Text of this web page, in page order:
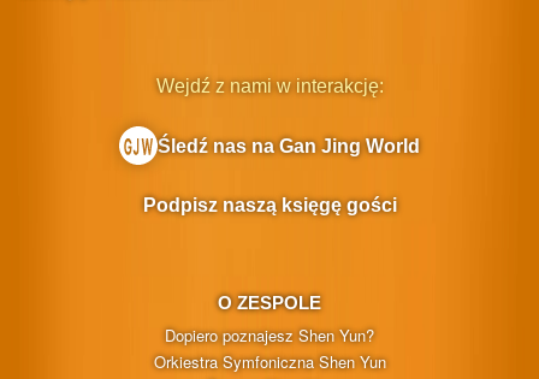
O ZESPOLE
Dopiero poznajesz Shen Yun?
Orkiestra Symfoniczna Shen Yun
Wejdź z nami w interakcję:
Śledź nas na Gan Jing World
Podpisz naszą księgę gości